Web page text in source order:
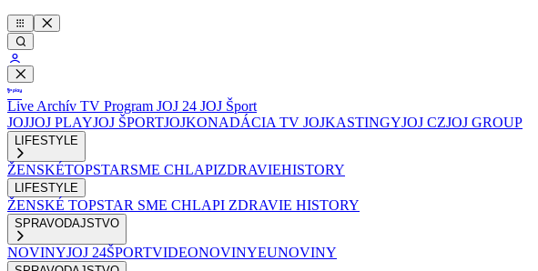
Live Archív TV Program JOJ 24 JOJ Šport
JOJJOJ PLAYJOJ ŠPORTJOJKONADÁCIA TV JOJKASTINGYJOJ CZJOJ GROUP
LIFESTYLE
ŽENSKÉTOPSTARSME CHLAPIZDRAVIEHISTORY
LIFESTYLE
ŽENSKÉ TOPSTAR SME CHLAPI ZDRAVIE HISTORY
SPRAVODAJSTVO
NOVINYJOJ 24ŠPORTVIDEONOVINYEUNOVINY